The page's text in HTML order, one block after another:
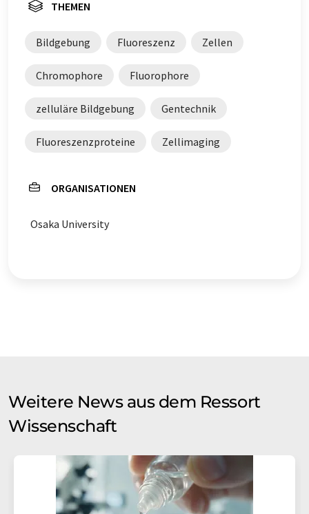
THEMEN
Bildgebung Fluoreszenz Zellen
Chromophore Fluorophore
zelluläre Bildgebung Gentechnik
Fluoreszenzproteine Zellimaging
ORGANISATIONEN
Osaka University
Weitere News aus dem Ressort
Wissenschaft